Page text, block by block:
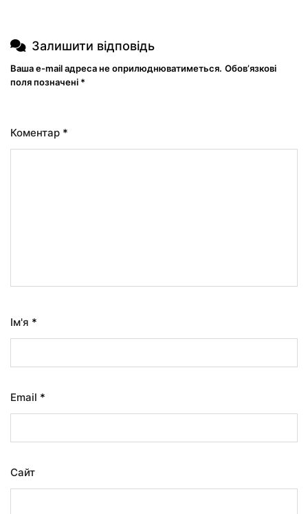
Залишити відповідь
Ваша e-mail адреса не оприлюднюватиметься. Обов’язкові
поля позначені *
Коментар *
Ім'я *
Email *
Сайт